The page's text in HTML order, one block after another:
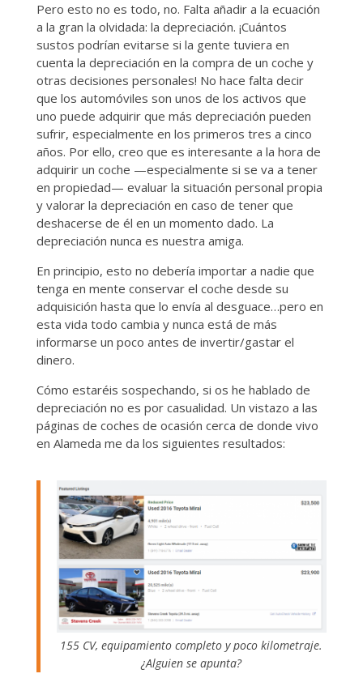
Pero esto no es todo, no. Falta añadir a la ecuación
a la gran la olvidada: la depreciación. ¡Cuántos
sustos podrían evitarse si la gente tuviera en
cuenta la depreciación en la compra de un coche y
otras decisiones personales! No hace falta decir
que los automóviles son unos de los activos que
uno puede adquirir que más depreciación pueden
sufrir, especialmente en los primeros tres a cinco
años. Por ello, creo que es interesante a la hora de
adquirir un coche —especialmente si se va a tener
en propiedad— evaluar la situación personal propia
y valorar la depreciación en caso de tener que
deshacerse de él en un momento dado. La
depreciación nunca es nuestra amiga.
En principio, esto no debería importar a nadie que
tenga en mente conservar el coche desde su
adquisición hasta que lo envía al desguace…pero en
esta vida todo cambia y nunca está de más
informarse un poco antes de invertir/gastar el
dinero.
Cómo estaréis sospechando, si os he hablado de
depreciación no es por casualidad. Un vistazo a las
páginas de coches de ocasión cerca de donde vivo
en Alameda me da los siguientes resultados:
155 CV, equipamiento completo y poco kilometraje.
¿Alguien se apunta?